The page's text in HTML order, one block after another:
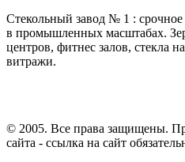
Стекольный завод № 1 : срочное
в промышленных масштабах.
центров, фитнес залов, стекла
витражи.
© 2005. Все права защищены.
сайта - ссылка на сайт